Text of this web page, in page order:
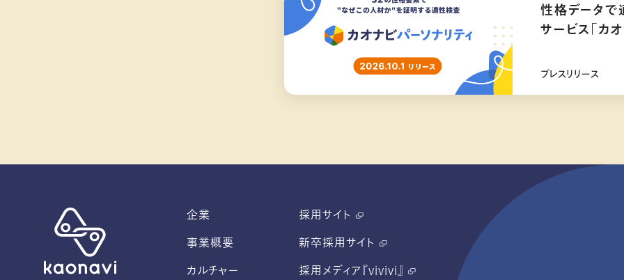
性格データで
サービス「カ
プレスリリース
企業
事業概要
カルチャー
採用サイト
新卒採用サイト
採用メディア『vivivi』